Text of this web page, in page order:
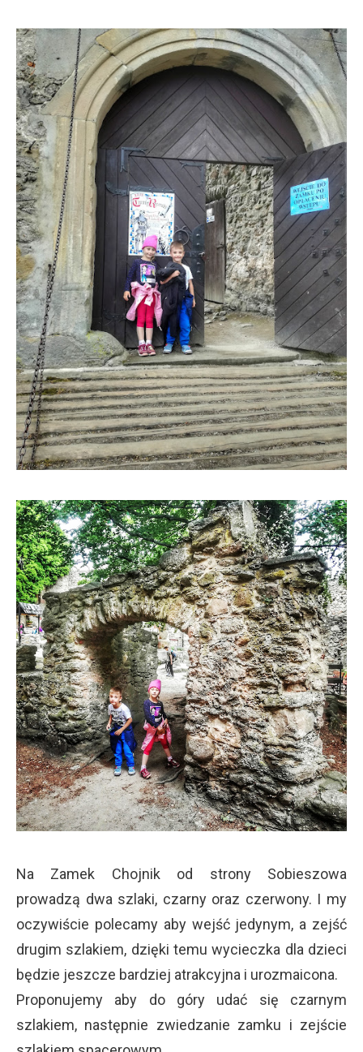
Na Zamek Chojnik od strony Sobieszowa
prowadzą dwa szlaki, czarny oraz czerwony. I my
oczywiście polecamy aby wejść jedynym, a zejść
drugim szlakiem, dzięki temu wycieczka dla dzieci
będzie jeszcze bardziej atrakcyjna i urozmaicona.
Proponujemy aby do góry udać się czarnym
szlakiem, następnie zwiedzanie zamku i zejście